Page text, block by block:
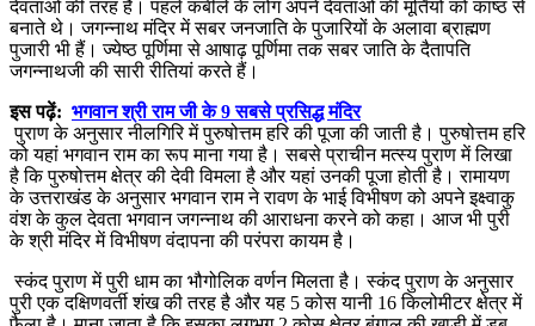
देवताओं की तरह है। पहले कबीले के लोग अपने देवताओं की मूर्तियों को काष्ठ से
बनाते थे। जगन्नाथ मंदिर में सबर जनजाति के पुजारियों के अलावा ब्राह्मण
पुजारी भी हैं। ज्येष्ठ पूर्णिमा से आषाढ़ पूर्णिमा तक सबर जाति के दैतापति
जगन्नाथजी की सारी रीतियां करते हैं।
इस पढ़ें: भगवान श्री राम जी के 9 सबसे प्रसिद्ध मंदिर
पुराण के अनुसार नीलगिरि में पुरुषोत्तम हरि की पूजा की जाती है। पुरुषोत्तम हरि
को यहां भगवान राम का रूप माना गया है। सबसे प्राचीन मत्स्य पुराण में लिखा
है कि पुरुषोत्तम क्षेत्र की देवी विमला है और यहां उनकी पूजा होती है। रामायण
के उत्तराखंड के अनुसार भगवान राम ने रावण के भाई विभीषण को अपने इक्ष्वाकु
वंश के कुल देवता भगवान जगन्नाथ की आराधना करने को कहा। आज भी पुरी
के श्री मंदिर में विभीषण वंदापना की परंपरा कायम है।
स्कंद पुराण में पुरी धाम का भौगोलिक वर्णन मिलता है। स्कंद पुराण के अनुसार
पुरी एक दक्षिणवर्ती शंख की तरह है और यह 5 कोस यानी 16 किलोमीटर क्षेत्र में